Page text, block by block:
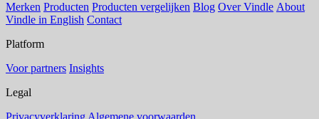
Merken Producten Producten vergelijken Blog Over Vindle About
Vindle in English Contact
Platform
Voor partners Insights
Legal
Privacyverklaring Algemene voorwaarden